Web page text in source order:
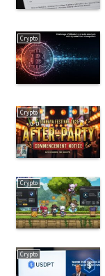
Crypto
Crypto
Crypto
Crypto